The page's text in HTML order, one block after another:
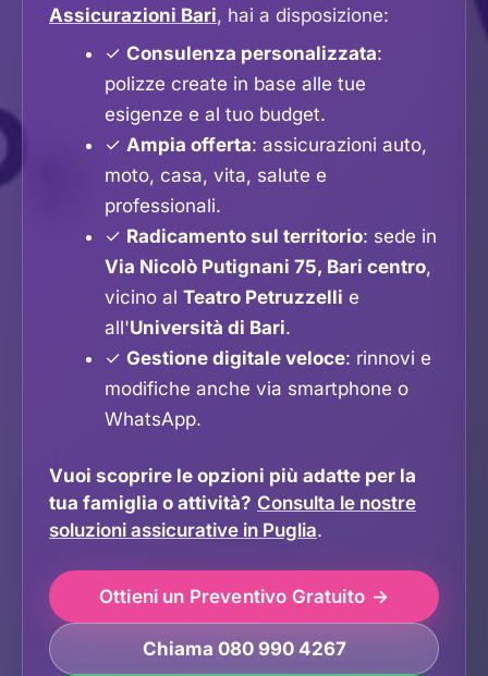
Assicurazioni Bari, hai a disposizione:
✓ Consulenza personalizzata:
polizze create in base alle tue
esigenze e al tuo budget.
✓ Ampia offerta: assicurazioni auto,
moto, casa, vita, salute e
professionali.
✓ Radicamento sul territorio: sede in
Via Nicolò Putignani 75, Bari centro,
vicino al Teatro Petruzzelli e
all'Università di Bari.
✓ Gestione digitale veloce: rinnovi e
modifiche anche via smartphone o
WhatsApp.
Vuoi scoprire le opzioni più adatte per la
tua famiglia o attività? Consulta le nostre
soluzioni assicurative in Puglia.
Ottieni un Preventivo Gratuito
Chiama 080 990 4267